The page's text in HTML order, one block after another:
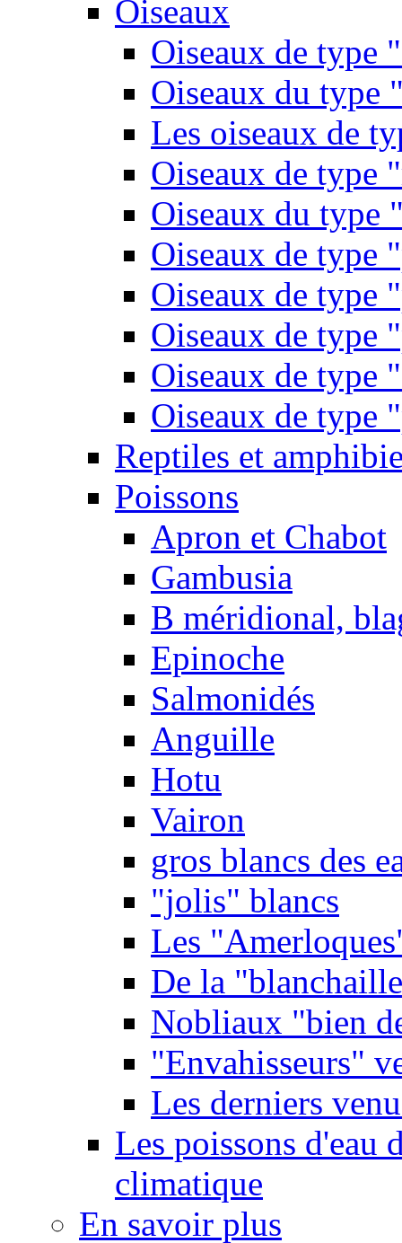
Oiseaux
Oiseaux de type
Oiseaux du type
Les oiseaux de
Oiseaux de type
Oiseaux du type
Oiseaux de type
Oiseaux de type
Oiseaux de type
Oiseaux de type
Oiseaux de type
Reptiles et
Poissons
Apron et Chabot
Gambusia
B méridional,
Epinoche
Salmonidés
Anguille
Hotu
Vairon
gros blancs des
"jolis" blancs
Les
De la
Nobliaux "bien
"Envahisseurs"
Les derniers
Les poissons d'eau
climatique
En savoir plus